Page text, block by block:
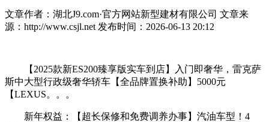
文章作者：湖北J9.com·官方网站新型建材有限公司 文章来
源：http://www.csjl.net 发布时间：2026-06-13 20:12
【2025款新ES200臻享版实车到店】入门即奢华，雷克萨
斯中大型行政级奢华轿车【全品牌置换补助】5000元
【LEXUS。。。
新年权益：【超长保修和免费调养办事】汽油车型！4